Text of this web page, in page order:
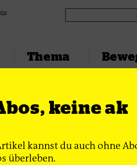
Thema
Voß
für die taz und ist heute im
keine ak
kannst du auch ohne
überleben.